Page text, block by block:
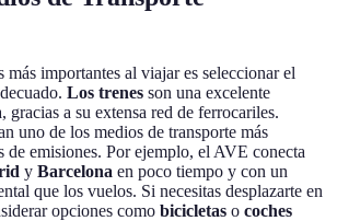
más importantes al viajar es seleccionar el
Los trenes son una excelente
gracias a su extensa red de ferrocariles.
uno de los medios de transporte más
de emisiones. Por ejemplo, el AVE conecta
y Barcelona en poco tiempo y con un
que los vuelos. Si necesitas desplazarte en
opciones como bicicletas o coches